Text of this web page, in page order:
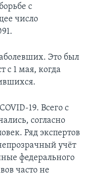
с
число
Это был
1 мая, когда
19. Всего с
согласно
Ряд экспертов
учёт
федерального
часто не